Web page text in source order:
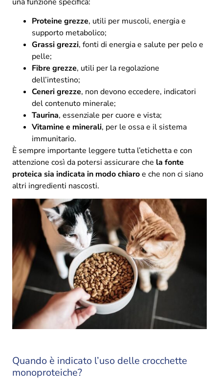
una funzione specifica:
Proteine grezze, utili per muscoli, energia e
supporto metabolico;
Grassi grezzi, fonti di energia e salute per pelo e
pelle;
Fibre grezze, utili per la regolazione
dell’intestino;
Ceneri grezze, non devono eccedere, indicatori
del contenuto minerale;
Taurina, essenziale per cuore e vista;
Vitamine e minerali, per le ossa e il sistema
immunitario.
È sempre importante leggere tutta l’etichetta e con
attenzione così da potersi assicurare che la fonte
proteica sia indicata in modo chiaroe che non ci siano
altri ingredienti nascosti.
Quando è indicato l’uso delle crocchette
monoproteiche?